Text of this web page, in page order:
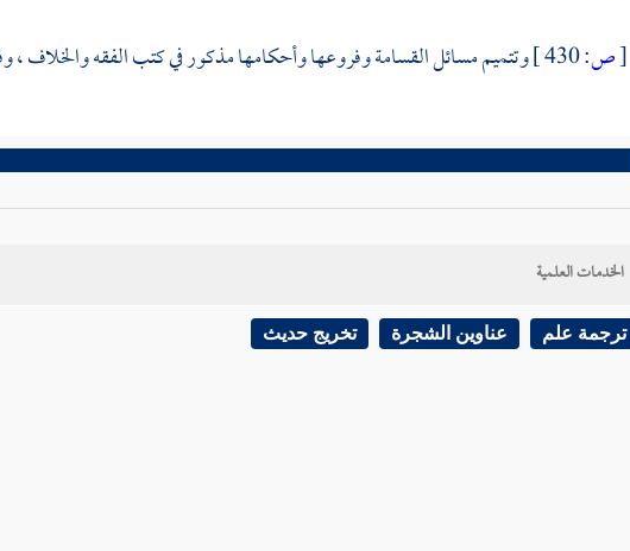
[ص: وتتميم مسائل القسامة وفروعها وأحكامها مذكور في كتب الفقه والخلاف ،
الخدمات العلمية
ترجمة علم عناوين الشجرة تخريج حديث